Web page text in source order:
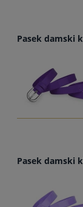
Pasek damski
Pasek damski